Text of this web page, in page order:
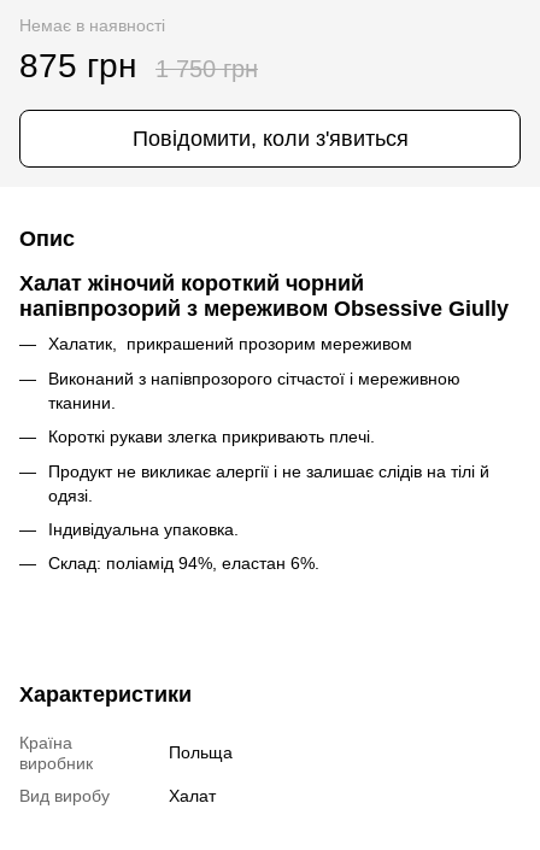
Немає в наявності
875 грн 1 750 грн
Повідомити, коли з'явиться
Опис
Халат жіночий короткий чорний
напівпрозорий з мереживом Obsessive Giully
Халатик, прикрашений прозорим мереживом
Виконаний з напівпрозорого сітчастої і мереживною
тканини.
Короткі рукави злегка прикривають плечі.
Продукт не викликає алергії і не залишає слідів на тілі й
одязі.
Індивідуальна упаковка.
Склад: поліамід 94%, еластан 6%.
Характеристики
Країна
виробник
Польща
Вид виробу Халат